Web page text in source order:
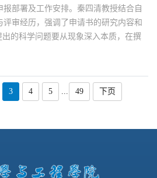
部署及工作安排。秦四清教授结合自
评审经历，强调了申请书的研究内容和
出的科学问题要从现象深入本质，在撰
3 4 5 49 下页